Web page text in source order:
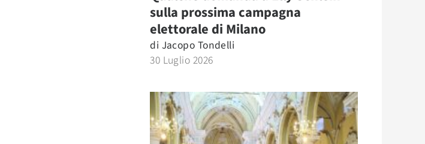
sulla prossima campagna
elettorale di Milano
di Jacopo Tondelli
30 Luglio 2026